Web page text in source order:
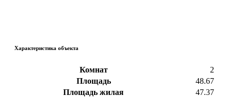
Характеристика объекта
Комнат
2
Площадь
48.67
Площадь жилая
47.37